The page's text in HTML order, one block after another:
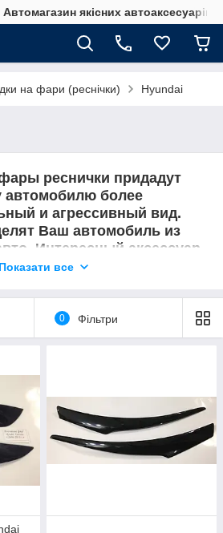
якісних автоаксесуарів
на фари (реснічки) Hyundai
реснички придадут
более
и агрессивный вид.
Ваш автомобиль из
Интересный аксессуар
Вашего авто.
реснички на
Hyundai.
Показати все
0 Фільтри